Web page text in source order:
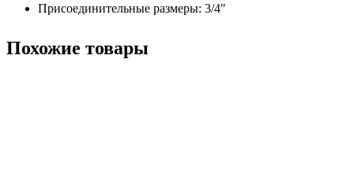
Присоединительные размеры: 3/4″
Похожие товары